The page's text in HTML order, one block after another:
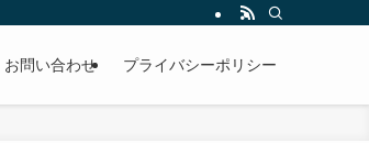
お問い合わせ プライバシーポリシー